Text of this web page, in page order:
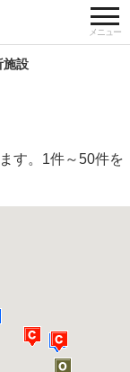
メニュー
る
施設
す。1件～50件を